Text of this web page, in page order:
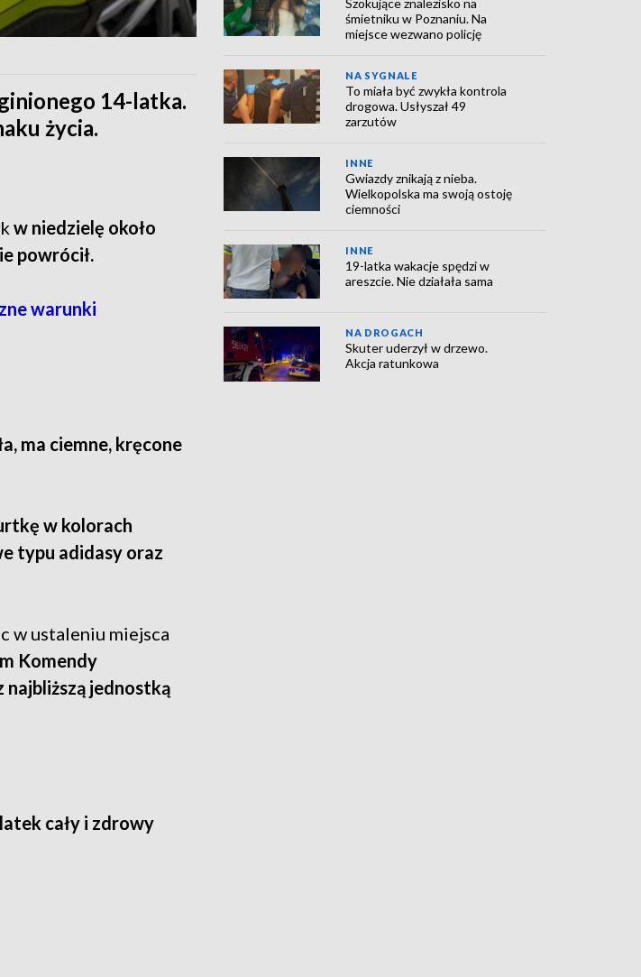
14-latka.
życia.
w niedzielę około
powrócił.
warunki
ma ciemne, kręcone
w kolorach
typu adidasy oraz
w ustaleniu miejsca
Komendy
jednostką
cały i zdrowy
śmietniku w Poznaniu. Na
miejsce wezwano policję
NA SYGNALE
To miała być zwykła kontrola
drogowa. Usłyszał 49
zarzutów
INNE
Gwiazdy znikają z nieba.
Wielkopolska ma swoją ostoję
ciemności
INNE
19-latka wakacje spędzi w
areszcie. Nie działała sama
NA DROGACH
Skuter uderzył w drzewo.
Akcja ratunkowa